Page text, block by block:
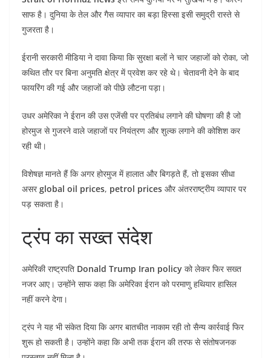
साफ है। दुनिया के तेल और गैस व्यापार का बड़ा हिस्सा इसी समुद्री रास्ते से
गुजरता है।
ईरानी सरकारी मीडिया ने दावा किया कि सुरक्षा बलों ने चार जहाजों को रोका, जो
कथित तौर पर बिना अनुमति क्षेत्र में प्रवेश कर रहे थे। चेतावनी देने के बाद
फायरिंग की गई और जहाजों को पीछे लौटना पड़ा।
उधर अमेरिका ने ईरान की उस एजेंसी पर प्रतिबंध लगाने की घोषणा की है जो
होरमुज से गुजरने वाले जहाजों पर नियंत्रण और शुल्क लगाने की कोशिश कर
रही थी।
विशेषज्ञ मानते हैं कि अगर होरमुज में हालात और बिगड़ते हैं, तो इसका सीधा
असरglobal oil prices, petrol prices और अंतरराष्ट्रीय व्यापार पर
पड़ सकता है।
ट्रंप का सख्त संदेश
अमेरिकी राष्ट्रपति Donald Trump Iran policy को लेकर फिर सख्त
नजर आए। उन्होंने साफ कहा कि अमेरिका ईरान को परमाणु हथियार हासिल
नहीं करने देगा।
ट्रंप ने यह भी संकेत दिया कि अगर बातचीत नाकाम रही तो सैन्य कार्रवाई फिर
शुरू हो सकती है। उन्होंने कहा कि अभी तक ईरान की तरफ से संतोषजनक